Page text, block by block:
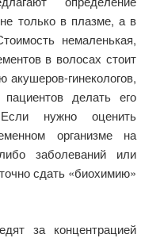
только в плазме, а в
немаленькая,
в волосах стоит
акушеров-гинекологов,
делать его
нужно оценить
организме на
заболеваний или
сдать «биохимию»
за концентрацией